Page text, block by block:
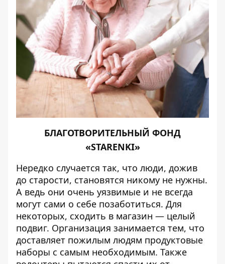
БЛАГОТВОРИТЕЛЬНЫЙ ФОНД
«STARENKI»
Нередко случается так, что люди, дожив
до старости, становятся никому не нужны.
А ведь они очень уязвимые и не всегда
могут сами о себе позаботиться. Для
некоторых, сходить в магазин — целый
подвиг. Организация занимается тем, что
доставляет пожилым людям продуктовые
наборы с самым необходимым. Также